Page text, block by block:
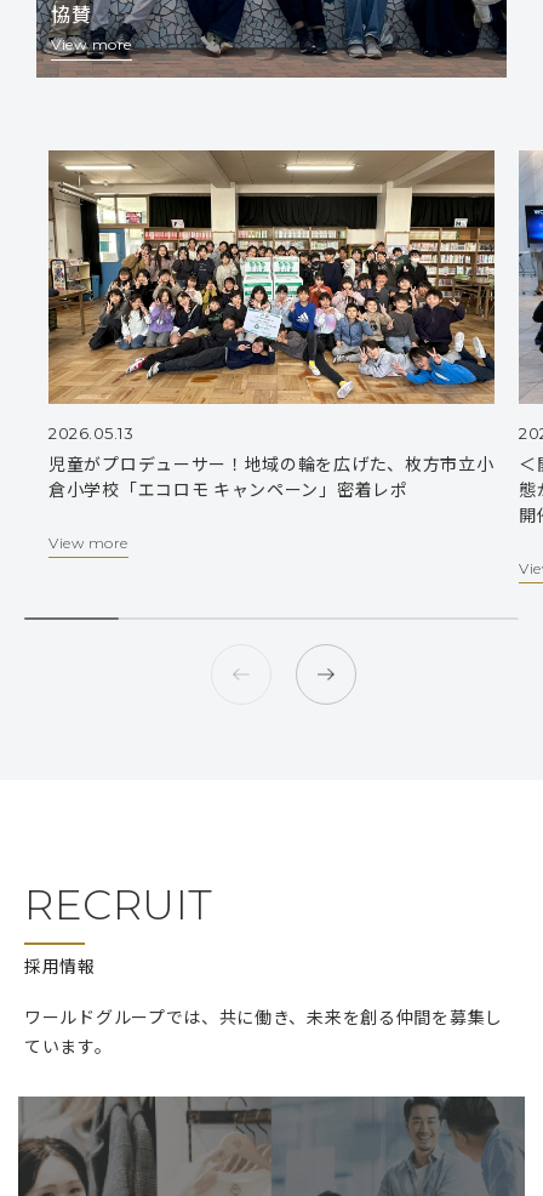
協賛
View more
2026.05.13
児童がプロデューサー！地域の輪を広げた、枚方市立小
倉小学校「エコロモ キャンペーン」密着レポ
View more
＜
態
開
RECRUIT
採用情報
ワールドグループでは、共に働き、未来を創る仲間を募集し
ています。